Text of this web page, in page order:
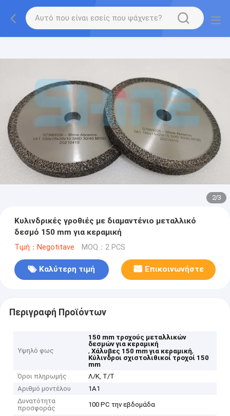
2/3
Κυλινδρικές γροθιές με διαμαντένιο μεταλλικό
δεσμό 150 mm για κεραμική
Τιμή：Negotitave MOQ：2 PCS
Καλύτερη τιμή Επικοινωνήστε
Περιγραφή Προϊόντων
Υψηλό φως
150 mm τροχούς μεταλλικών
δεσμών για κεραμική
,Χάλυβες 150 mm για κεραμική,
Κύλινδροι σχιστολιθικοί τροχοί 150
mm
Όροι πληρωμής
Λ/Κ, Τ/Τ
Αριθμό μοντέλου
1Α1
Δυνατότητα
προσφοράς
100 PC την εβδομάδα